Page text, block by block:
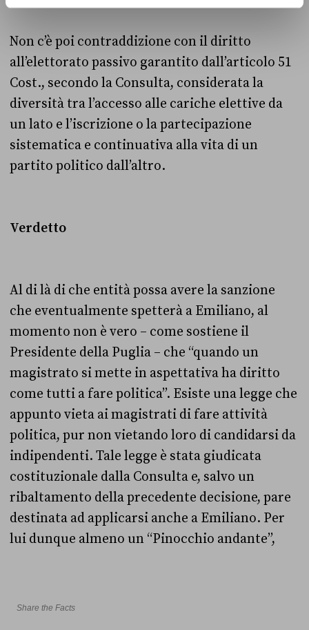
Non c’è poi contraddizione con il diritto
all’elettorato passivo garantito dall’articolo 51
Cost., secondo la Consulta, considerata la
diversità tra l’accesso alle cariche elettive da
un lato e l’iscrizione o la partecipazione
sistematica e continuativa alla vita di un
partito politico dall’altro.
Verdetto
Al di là di che entità possa avere la sanzione
che eventualmente spetterà a Emiliano, al
momento non è vero – come sostiene il
Presidente della Puglia – che “quando un
magistrato si mette in aspettativa ha diritto
come tutti a fare politica”. Esiste una legge che
appunto vieta ai magistrati di fare attività
politica, pur non vietando loro di candidarsi da
indipendenti. Tale legge è stata giudicata
costituzionale dalla Consulta e, salvo un
ribaltamento della precedente decisione, pare
destinata ad applicarsi anche a Emiliano. Per
lui dunque almeno un “Pinocchio andante”,
Share the Facts